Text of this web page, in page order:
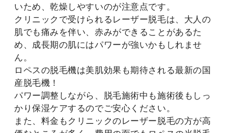
いため、乾燥しやすいのが注意点です。
クリニックで受けられるレーザー脱毛は、大人の
肌でも痛みを伴い、赤みができることがあるた
め、成長期の肌にはパワーが強いかもしれませ
ん。
ロペスの脱毛機は美肌効果も期待される最新の国
産脱毛機！
パワー調整しながら、脱毛施術中も施術後もしっ
かり保湿ケアするのでご安心ください。
また、料金もクリニックのレーザー脱毛の方が高